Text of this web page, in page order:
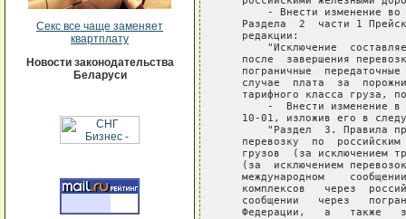
Секс все чаще заменяет
квартплату
Новости законодательства
Беларуси